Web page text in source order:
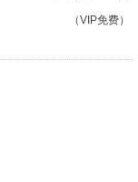
（VIP免费）